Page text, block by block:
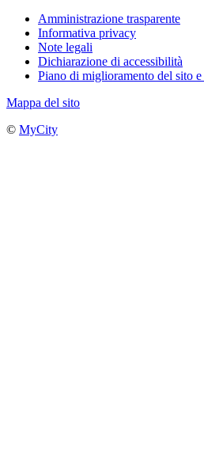
Amministrazione trasparente
Informativa privacy
Note legali
Dichiarazione di accessibilità
Piano di miglioramento del sito
Mappa del sito
© MyCity